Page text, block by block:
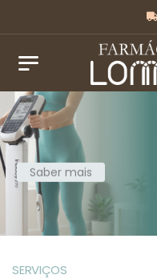
Saber mais
SERVIÇOS